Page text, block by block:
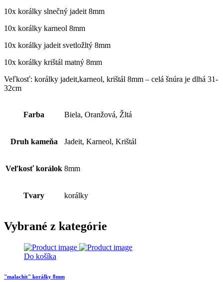
10x korálky slnečný jadeit 8mm
10x korálky karneol 8mm
10x korálky jadeit svetložltý 8mm
10x korálky krištál matný 8mm
Veľkosť: korálky jadeit,karneol, krištál 8mm – celá šnúra je dlhá 31-
32cm
Farba Biela, Oranžová, Žltá
Druh kameňa Jadeit, Karneol, Krištál
Veľkosť korálok 8mm
Tvary korálky
Vybrané z kategórie
Do košíka
"malachit" korálky 8mm